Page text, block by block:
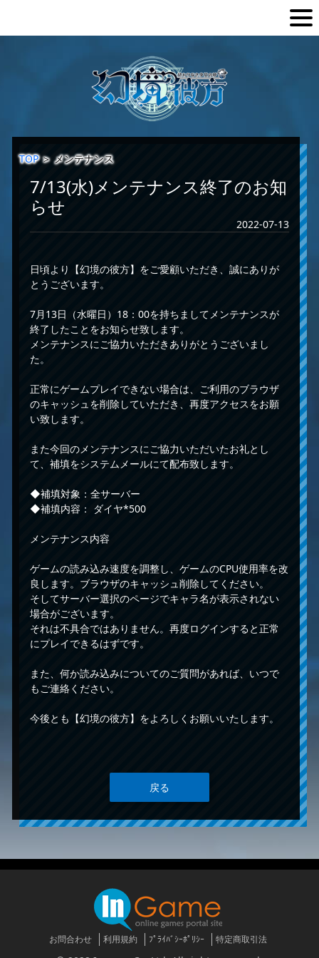
TOP＞メンテナンス
7/13(水)メンテナンス終了のお知
らせ
2022-07-13
日頃より【幻境の彼方】をご愛顧いただき、誠にありが
とうございます。
7月13日（水曜日）18：00を持ちましてメンテナンスが
終了したことをお知らせ致します。
メンテナンスにご協力いただきありがとうございまし
た。
正常にゲームプレイできない場合は、ご利用のブラウザ
のキャッシュを削除していただき、再度アクセスをお願
い致します。
また今回のメンテナンスにご協力いただいたお礼とし
て、補填をシステムメールにて配布致します。
◆補填対象：全サーバー
◆補填内容： ダイヤ*500
メンテナンス内容
ゲームの読み込み速度を調整し、ゲームのCPU使用率を改
良します。ブラウザのキャッシュ削除してください。
そしてサーバー選択のページでキャラ名が表示されない
場合がございます。
それは不具合ではありません。再度ログインすると正常
にプレイできるはずです。
また、何か読み込みについてのご質問があれば、いつで
もご連絡ください。
今後とも【幻境の彼方】をよろしくお願いいたします。
戻る
お問合わせ 利用規約 ﾌﾟﾗｲﾊﾞｼｰﾎﾟﾘｼｰ 特定商取引法